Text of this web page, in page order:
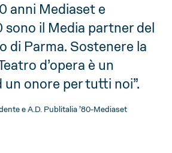
anni Mediaset e
sono il Media partner del
di Parma. Sostenere la
d’opera è un
un onore per tutti noi”.
e A.D. Publitalia ’80-Mediaset